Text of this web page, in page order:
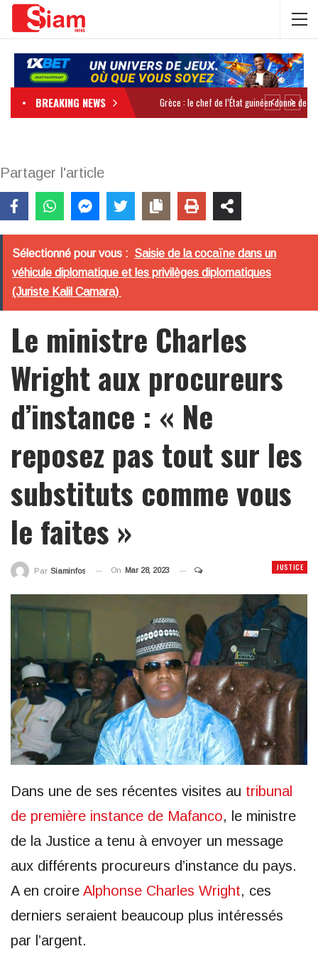
BREAKING NEWS
Partager l'article
Sélectionné pour vous : Saisie de la cocaïne dans un
véhicule diplomatique et les privilèges diplomatiques
(Juriste Kalil Camara)
Le ministre Charles
Wright aux procureurs
d’instance : « Ne
reposez pas tout sur les
substituts comme vous
le faites »
JUSTICE
Par Siaminfos On Mar 28, 2023
Dans une de ses récentes visites au tribunal
de première instance de Mafanco, le ministre
de la Justice a tenu à envoyer un message
aux différents procureurs d’instance du pays.
A en croire Alphonse Charles Wright, ces
derniers seraient beaucoup plus intéressés
par l’argent.